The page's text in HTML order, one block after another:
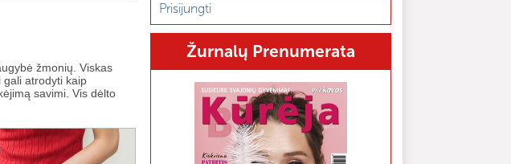
žmonių. Viskas
gali atrodyti kaip
savimi. Vis dėlto
Prisijungti
Žurnalų Prenumerata